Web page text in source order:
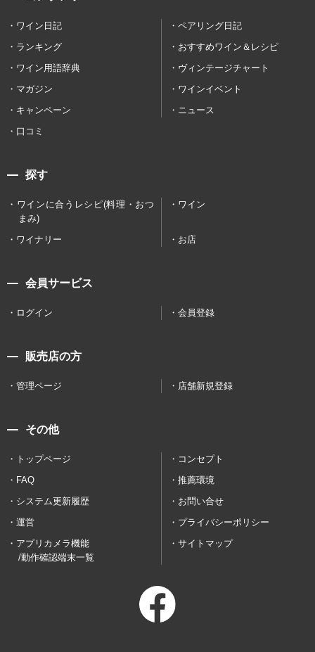
ワイン日記
ペアリング日記
ランキング
おすすめワイン＆レシピ
ワイン用語辞典
ヴィンテージチャート
マガジン
ワインイベント
キャンペーン
ニュース
口コミ
探す
ワインに合うレシピ(料理・おつ
まみ)
ワイン
ワイナリー お店
会員サービス
ログイン 会員登録
販売店の方
管理ページ 店舗新規登録
その他
トップページ
コンセプト
FAQ
推薦環境
システム更新履歴
お問い合せ
運営
プライバシーポリシー
アプリカメラ機能
/動作確認端末一覧
サイトマップ